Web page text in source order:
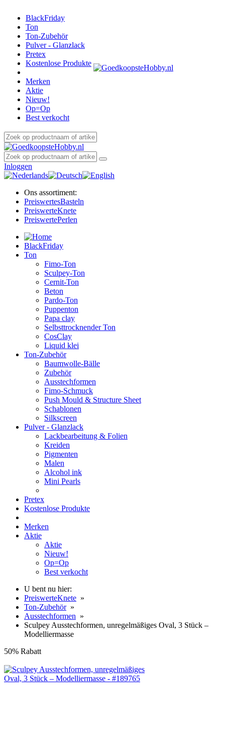
BlackFriday
Ton
Ton-Zubehör
Pulver - Glanzlack
Pretex
Kostenlose Produkte
Merken
Aktie
Nieuw!
Op=Op
Best verkocht
Inloggen
Ons assortiment:
PreiswertesBasteln
PreiswerteKnete
PreiswertePerlen
BlackFriday
Ton
Fimo-Ton
Sculpey-Ton
Cernit-Ton
Beton
Pardo-Ton
Puppenton
Papa clay
Selbsttrocknender Ton
CosClay
Liquid klei
Ton-Zubehör
Baumwolle-Bälle
Zubehör
Ausstechformen
Fimo-Schmuck
Push Mould & Structure Sheet
Schablonen
Silkscreen
Pulver - Glanzlack
Lackbearbeitung & Folien
Kreiden
Pigmenten
Malen
Alcohol ink
Mini Pearls
Pretex
Kostenlose Produkte
Merken
Aktie
Aktie
Nieuw!
Op=Op
Best verkocht
U bent nu hier:
PreiswerteKnete »
Ton-Zubehör»
Ausstechformen »
Sculpey Ausstechformen, unregelmäßiges Oval, 3 Stück –
Modelliermasse
50% Rabatt